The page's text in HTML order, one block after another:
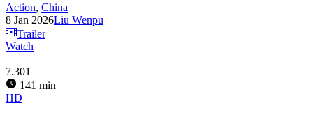
Action, China
8 Jan 2026Liu Wenpu
Trailer
Watch
7.301
141 min
HD